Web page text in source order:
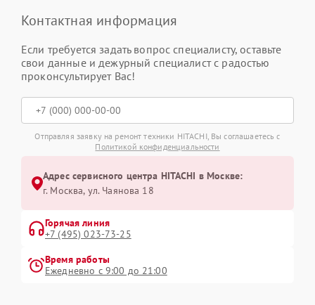
Контактная информация
Если требуется задать вопрос специалисту, оставьте
свои данные и дежурный специалист с радостью
проконсультирует Вас!
Отправляя заявку на ремонт техники HITACHI, Вы соглашаетесь с
Политикой конфиденциальности
Адрес сервисного центра HITACHI в Москве:
г. Москва, ул. Чаянова 18
Горячая линия
+7 (495) 023-73-25
Время работы
Ежедневно с 9:00 до 21:00